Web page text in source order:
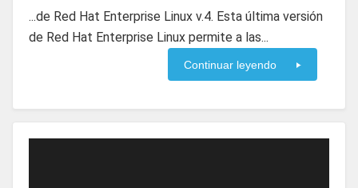
...de Red Hat Enterprise Linux v.4. Esta última versión
de Red Hat Enterprise Linux permite a las...
Continuar leyendo